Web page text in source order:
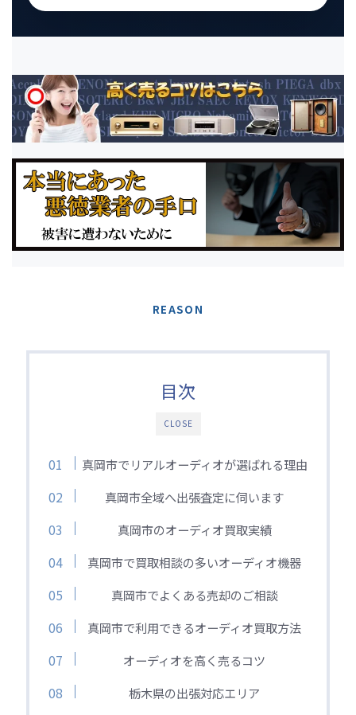
REASON
CLOSE
目次
真岡市でリアルオーディオが選ばれる理由
真岡市全域へ出張査定に伺います
真岡市のオーディオ買取実績
真岡市で買取相談の多いオーディオ機器
真岡市でよくある売却のご相談
真岡市で利用できるオーディオ買取方法
オーディオを高く売るコツ
栃木県の出張対応エリア